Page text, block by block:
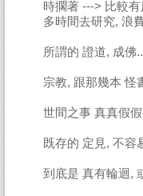
時擱著 ---> 比較
多時間去研究, 浪
所謂的 證道, 成佛
宗教, 跟那幾本 怪
世間之事 真真假
既存的 定見, 不容
到底是 真有輪迴,